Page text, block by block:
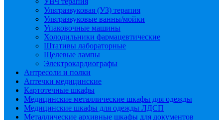
Ультразвуковая (УЗ) терапия
Ультразвуковые ванны/мойки
Упаковочные машины
Холодильники фармацевтические
Штативы лабораторные
Щелевые лампы
Электрокардиографы
Антресоли и полки
Аптечки медицинские
Картотечные шкафы
Медицинские металлические шкафы для одежды
Медицинские шкафы для одежды ЛДСП
Металлические архивные шкафы для документов